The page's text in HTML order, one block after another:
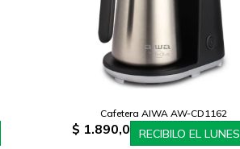
Cafetera AIWA AW-CD1162
$ 1.890,0 RECIBILO EL LUNES